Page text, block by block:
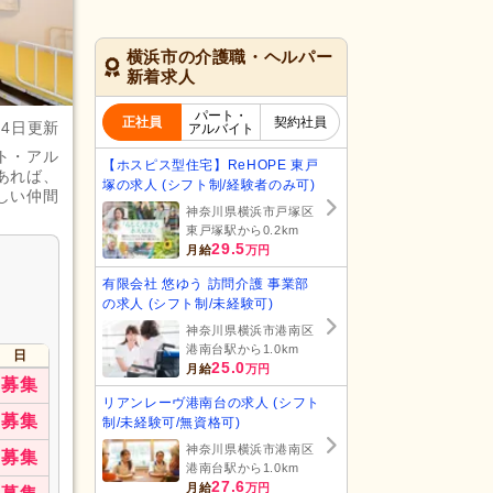
日更新
・アル
ば、
い仲間
日
募集
募集
募集
横浜市の介護職・ヘルパー
新着求人
正社員
パート・
アルバイト
契約社員
【ホスピス型住宅】ReHOPE 東戸
塚の求人 (シフト制/経験者のみ可)
神奈川県横浜市戸塚区
東戸塚駅から0.2km
月給29.5万円
有限会社 悠ゆう 訪問介護 事業部
の求人 (シフト制/未経験可)
神奈川県横浜市港南区
港南台駅から1.0km
月給25.0万円
リアンレーヴ港南台の求人 (シフト
制/未経験可/無資格可)
神奈川県横浜市港南区
港南台駅から1.0km
月給27.6万円